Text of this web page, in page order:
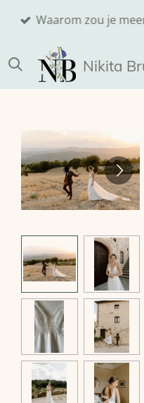
de
hoofdinhoud
Nikita
Waarom zou je